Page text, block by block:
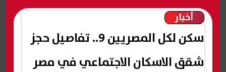
أخبار
سكن لكل المصريين 9.. تفاصيل حجز
شقق الاسكان الاجتماعي في مصر